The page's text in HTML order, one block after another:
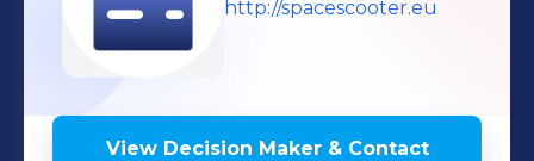
http://spacescooter.eu
View Decision Maker & Contact